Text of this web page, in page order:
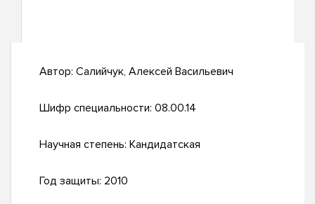
Автор: Салийчук, Алексей Васильевич
Шифр специальности: 08.00.14
Научная степень: Кандидатская
Год защиты: 2010